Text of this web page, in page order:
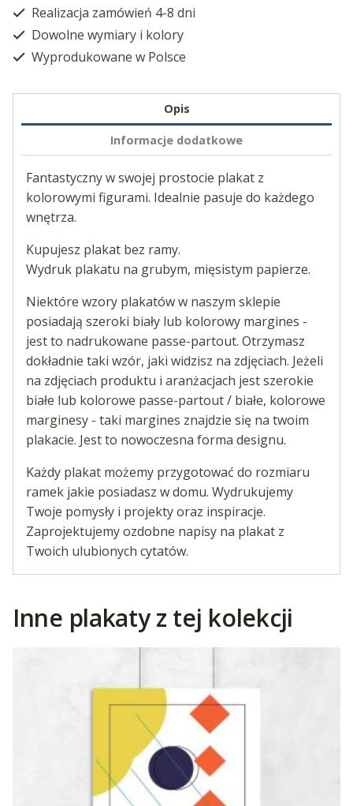
Realizacja zamówień 4-8 dni
Dowolne wymiary i kolory
Wyprodukowane w Polsce
Opis
Informacje dodatkowe
Fantastyczny w swojej prostocie plakat z
kolorowymi figurami. Idealnie pasuje do każdego
wnętrza.
Kupujesz plakat bez ramy.
Wydruk plakatu na grubym, mięsistym papierze.
Niektóre wzory plakatów w naszym sklepie
posiadają szeroki biały lub kolorowy margines -
jest to nadrukowane passe-partout. Otrzymasz
dokładnie taki wzór, jaki widzisz na zdjęciach. Jeżeli
na zdjęciach produktu i aranżacjach jest szerokie
białe lub kolorowe passe-partout / białe, kolorowe
marginesy - taki margines znajdzie się na twoim
plakacie. Jest to nowoczesna forma designu.
Każdy plakat możemy przygotować do rozmiaru
ramek jakie posiadasz w domu. Wydrukujemy
Twoje pomysły i projekty oraz inspiracje.
Zaprojektujemy ozdobne napisy na plakat z
Twoich ulubionych cytatów.
Inne plakaty z tej kolekcji